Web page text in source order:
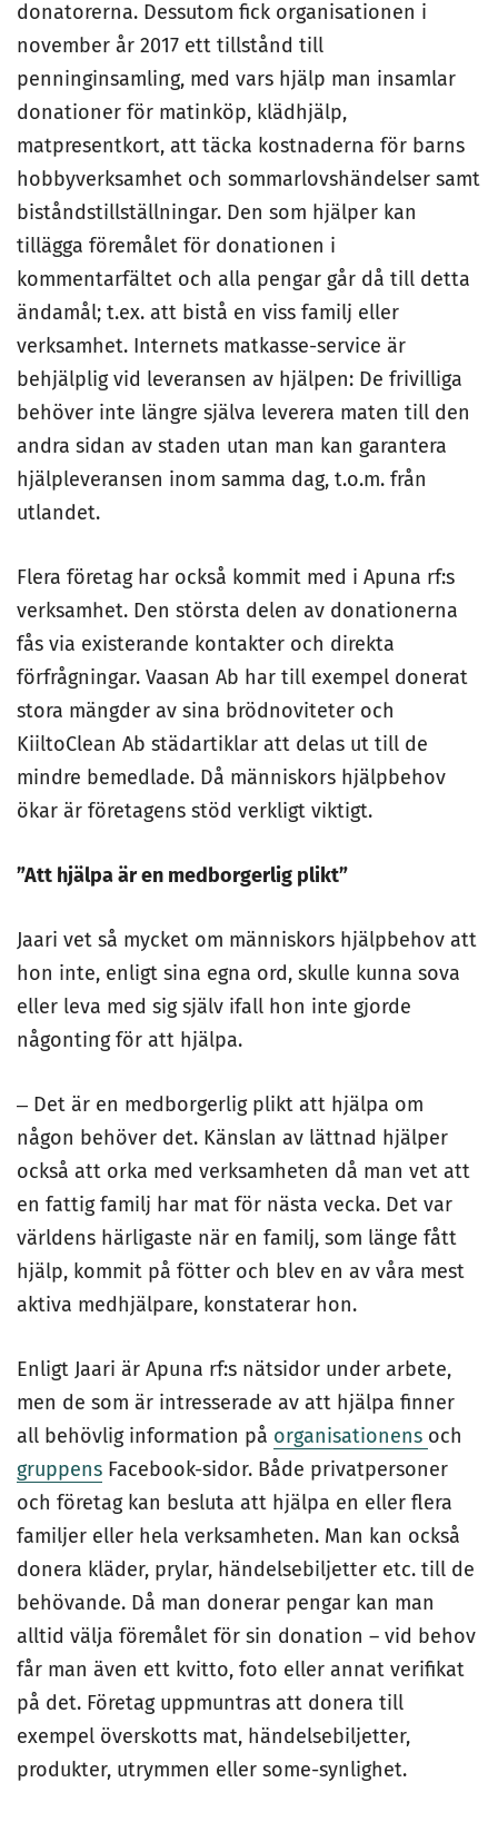
donatorerna. Dessutom fick organisationen i
november år 2017 ett tillstånd till
penninginsamling, med vars hjälp man insamlar
donationer för matinköp, klädhjälp,
matpresentkort, att täcka kostnaderna för barns
hobbyverksamhet och sommarlovshändelser samt
biståndstillställningar. Den som hjälper kan
tillägga föremålet för donationen i
kommentarfältet och alla pengar går då till detta
ändamål; t.ex. att bistå en viss familj eller
verksamhet. Internets matkasse-service är
behjälplig vid leveransen av hjälpen: De frivilliga
behöver inte längre själva leverera maten till den
andra sidan av staden utan man kan garantera
hjälpleveransen inom samma dag, t.o.m. från
utlandet.
Flera företag har också kommit med i Apuna rf:s
verksamhet. Den största delen av donationerna
fås via existerande kontakter och direkta
förfrågningar. Vaasan Ab har till exempel donerat
stora mängder av sina brödnoviteter och
KiiltoClean Ab städartiklar att delas ut till de
mindre bemedlade. Då människors hjälpbehov
ökar är företagens stöd verkligt viktigt.
”Att hjälpa är en medborgerlig plikt”
Jaari vet så mycket om människors hjälpbehov att
hon inte, enligt sina egna ord, skulle kunna sova
eller leva med sig själv ifall hon inte gjorde
någonting för att hjälpa.
‒ Det är en medborgerlig plikt att hjälpa om
någon behöver det. Känslan av lättnad hjälper
också att orka med verksamheten då man vet att
en fattig familj har mat för nästa vecka. Det var
världens härligaste när en familj, som länge fått
hjälp, kommit på fötter och blev en av våra mest
aktiva medhjälpare, konstaterar hon.
Enligt Jaari är Apuna rf:s nätsidor under arbete,
men de som är intresserade av att hjälpa finner
all behövlig information på organisationens och
gruppens Facebook-sidor. Både privatpersoner
och företag kan besluta att hjälpa en eller flera
familjer eller hela verksamheten. Man kan också
donera kläder, prylar, händelsebiljetter etc. till de
behövande. Då man donerar pengar kan man
alltid välja föremålet för sin donation – vid behov
får man även ett kvitto, foto eller annat verifikat
på det. Företag uppmuntras att donera till
exempel överskotts mat, händelsebiljetter,
produkter, utrymmen eller some-synlighet.